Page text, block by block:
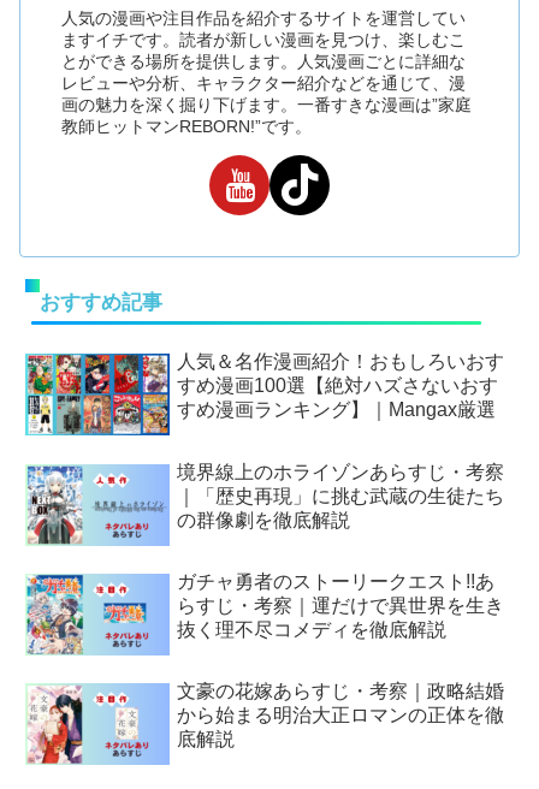
人気の漫画や注目作品を紹介するサイトを運営してい
ますイチです。読者が新しい漫画を見つけ、楽しむこ
とができる場所を提供します。人気漫画ごとに詳細な
レビューや分析、キャラクター紹介などを通じて、漫
画の魅力を深く掘り下げます。一番すきな漫画は”家庭
教師ヒットマンREBORN!”です。
おすすめ記事
人気＆名作漫画紹介！おもしろいおす
すめ漫画100選【絶対ハズさないおす
すめ漫画ランキング】｜Mangax厳選
境界線上のホライゾンあらすじ・考察
｜「歴史再現」に挑む武蔵の生徒たち
の群像劇を徹底解説
ガチャ勇者のストーリークエスト!!あ
らすじ・考察｜運だけで異世界を生き
抜く理不尽コメディを徹底解説
文豪の花嫁あらすじ・考察｜政略結婚
から始まる明治大正ロマンの正体を徹
底解説